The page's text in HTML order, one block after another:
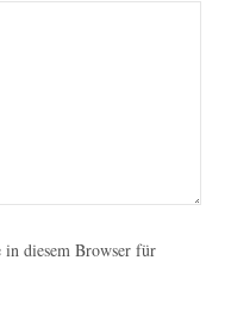
in diesem Browser für